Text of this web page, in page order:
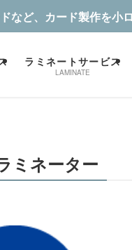
など、カード製作を小
ラミネートサービス
LAMINATE
ミネーター